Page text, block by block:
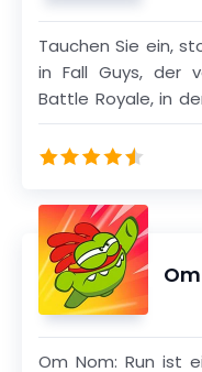
Tauchen Sie ein,
in Fall Guys, der
Battle Royale, in
einem
Fallstricke und
drehende Klingen
während Sie
trotzende Chaos
Om Nom: Run ist